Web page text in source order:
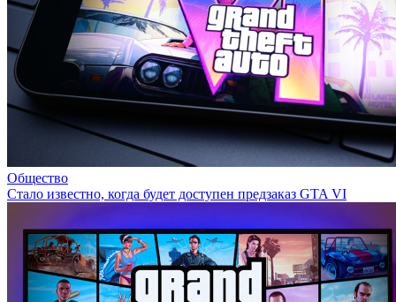
Общество
Стало известно, когда будет доступен предзаказ GTA VI